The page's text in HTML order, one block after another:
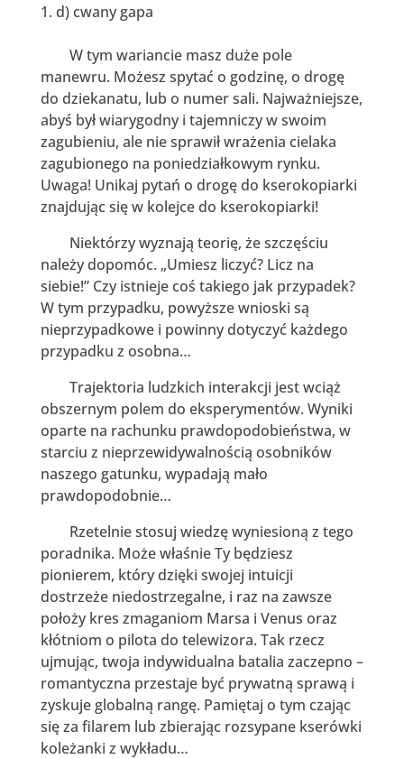
d) cwany gapa
W tym wariancie masz duże pole
manewru. Możesz spytać o godzinę, o drogę
do dziekanatu, lub o numer sali. Najważniejsze,
abyś był wiarygodny i tajemniczy w swoim
zagubieniu, ale nie sprawił wrażenia cielaka
zagubionego na poniedziałkowym rynku.
Uwaga! Unikaj pytań o drogę do kserokopiarki
znajdując się w kolejce do kserokopiarki!
Niektórzy wyznają teorię, że szczęściu
należy dopomóc. „Umiesz liczyć? Licz na
siebie!” Czy istnieje coś takiego jak przypadek?
W tym przypadku, powyższe wnioski są
nieprzypadkowe i powinny dotyczyć każdego
przypadku z osobna…
Trajektoria ludzkich interakcji jest wciąż
obszernym polem do eksperymentów. Wyniki
oparte na rachunku prawdopodobieństwa, w
starciu z nieprzewidywalnością osobników
naszego gatunku, wypadają mało
prawdopodobnie…
Rzetelnie stosuj wiedzę wyniesioną z tego
poradnika. Może właśnie Ty będziesz
pionierem, który dzięki swojej intuicji
dostrzeże niedostrzegalne, i raz na zawsze
położy kres zmaganiom Marsa i Venus oraz
kłótniom o pilota do telewizora. Tak rzecz
ujmując, twoja indywidualna batalia zaczepno –
romantyczna przestaje być prywatną sprawą i
zyskuje globalną rangę. Pamiętaj o tym czając
się za filarem lub zbierając rozsypane kserówki
koleżanki z wykładu…